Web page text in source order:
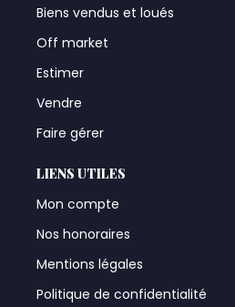
Biens vendus et loués
Off market
Estimer
Vendre
Faire gérer
LIENS UTILES
Mon compte
Nos honoraires
Mentions légales
Politique de confidentialité